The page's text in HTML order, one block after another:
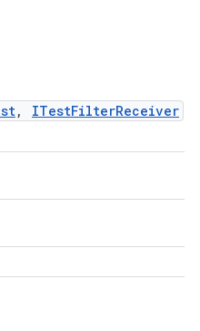
, ITestFilterReceiver